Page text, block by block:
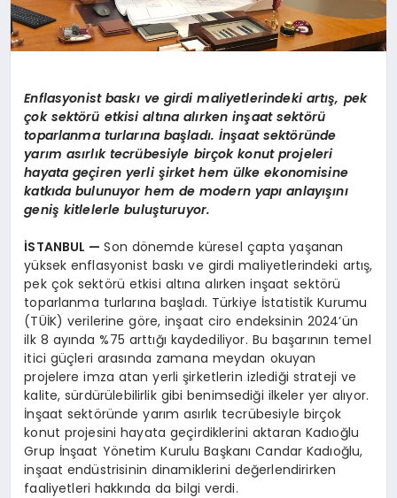
Enflasyonist baskı ve girdi maliyetlerindeki artış, pek
çok sektörü etkisi altına alırken inşaat sektörü
toparlanma turlarına başladı. İnşaat sektöründe
yarım asırlık tecrübesiyle birçok konut projeleri
hayata geçiren yerli şirkethem ülke ekonomisine
katkıda bulunuyor hem de modern yapı anlayışını
geniş kitlelerle buluşturuyor.
İSTANBUL —Son dönemde küresel çapta yaşanan
yüksek enflasyonist baskı ve girdi maliyetlerindeki artış,
pek çok sektörü etkisi altına alırken inşaat sektörü
toparlanma turlarına başladı. Türkiye İstatistik Kurumu
(TÜİK) verilerine göre, inşaat ciro endeksinin 2024’ün
ilk 8 ayında %75 arttığı kaydediliyor. Bu başarının temel
itici güçleri arasında zamana meydan okuyan
projelere imza atan yerli şirketlerin izlediği strateji ve
kalite, sürdürülebilirlik gibi benimsediği ilkeler yer alıyor.
İnşaat sektöründe yarım asırlık tecrübesiyle birçok
konut projesini hayata geçirdiklerini aktaran Kadıoğlu
Grup İnşaat Yönetim Kurulu Başkanı Candar Kadıoğlu,
inşaat endüstrisinin dinamiklerini değerlendirirken
faaliyetleri hakkında da bilgi verdi.